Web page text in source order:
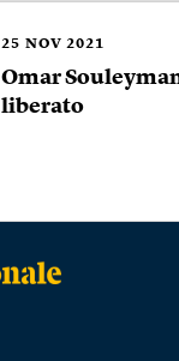
25 NOV 2021
Omar
liberato